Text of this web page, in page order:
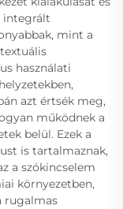
integrált
mint a
használati
azt értsék meg,
működnek a
belül. Ezek a
is tartalmaznak,
a szókincselem
környezetben,
rugalmas